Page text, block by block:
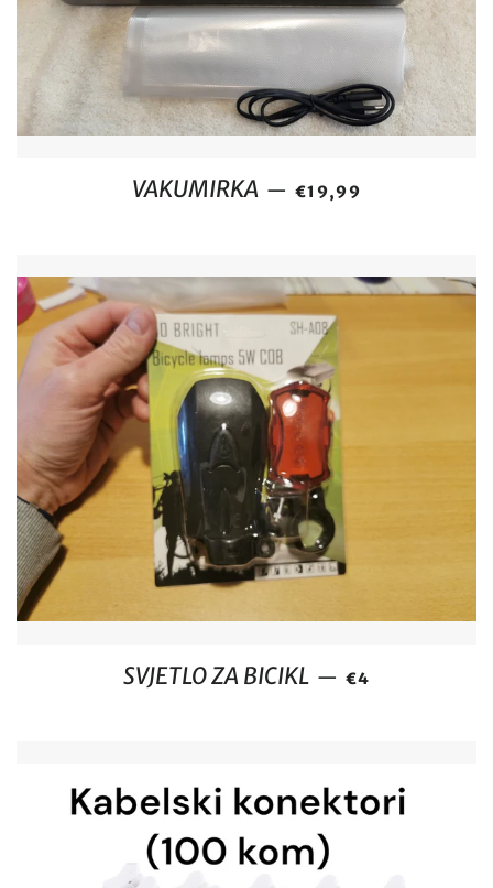
VAKUMIRKA — REDOVNA CIJENA
€19,99
SVJETLO ZA BICIKL — REDOVNA
€4